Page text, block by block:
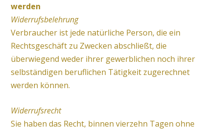
werden
Widerrufsbelehrung
Verbraucher ist jede natürliche Person, die ein
Rechtsgeschäft zu Zwecken abschließt, die
überwiegend weder ihrer gewerblichen noch ihrer
selbständigen beruflichen Tätigkeit zugerechnet
werden können.
Widerrufsrecht
Sie haben das Recht, binnen vierzehn Tagen ohne